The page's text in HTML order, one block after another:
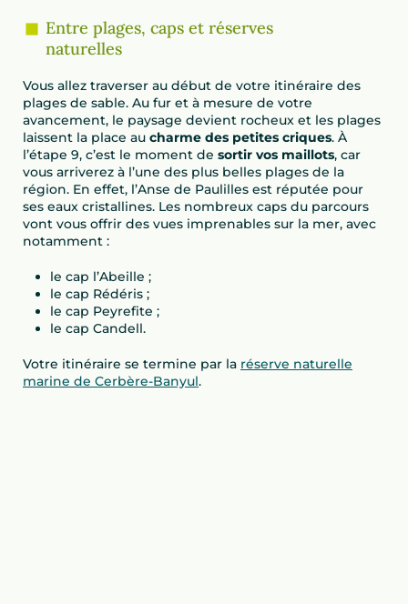
Entre plages, caps et réserves
naturelles
Vous allez traverser au début de votre itinéraire des
plages de sable. Au fur et à mesure de votre
avancement, le paysage devient rocheux et les plages
laissent la place au charme des petites criques. À
l’étape 9, c’est le moment de sortir vos maillots, car
vous arriverez à l’une des plus belles plages de la
région. En effet, l’Anse de Paulilles est réputée pour
ses eaux cristallines. Les nombreux caps du parcours
vont vous offrir des vues imprenables sur la mer, avec
notamment :
le cap l’Abeille ;
le cap Rédéris ;
le cap Peyrefite ;
le cap Candell.
Votre itinéraire se termine par la réserve naturelle
marine de Cerbère-Banyul.